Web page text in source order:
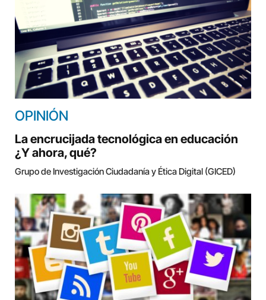
OPINIÓN
La encrucijada tecnológica en educación
¿Y ahora, qué?
Grupo de Investigación Ciudadanía y Ética Digital (GICED)